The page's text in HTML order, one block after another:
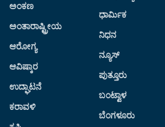
ಅಂಕಣ
ಅಂತಾರಾಷ್ಟ್ರೀಯ
ಆರೋಗ್ಯ
ಆವಿಷ್ಕಾರ
ಉದ್ಘಾಟನೆ
ಕರಾವಳಿ
ಧಾರ್ಮಿಕ
ನಿಧನ
ನ್ಯೂಸ್
ಪುತ್ತೂರು
ಬಂಟ್ವಾಳ
ಬೆಂಗಳೂರು